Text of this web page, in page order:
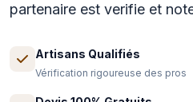
partenaire est verifie et
Artisans Qualifiés
Vérification rigoureuse des pros